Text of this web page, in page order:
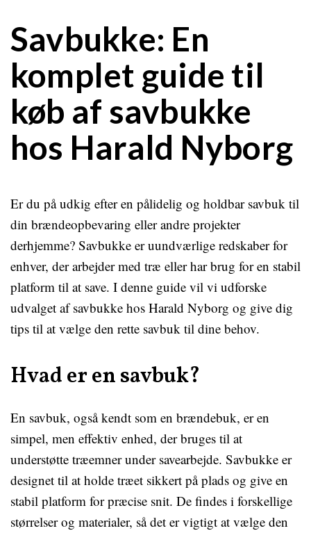
Savbukke: En
komplet guide til
køb af savbukke
hos Harald Nyborg
Er du på udkig efter en pålidelig og holdbar savbuk til
din brændeopbevaring eller andre projekter
derhjemme? Savbukke er uundværlige redskaber for
enhver, der arbejder med træ eller har brug for en stabil
platform til at save. I denne guide vil vi udforske
udvalget af savbukke hos Harald Nyborg og give dig
tips til at vælge den rette savbuk til dine behov.
Hvad er en savbuk?
En savbuk, også kendt som en brændebuk, er en
simpel, men effektiv enhed, der bruges til at
understøtte træemner under savearbejde. Savbukke er
designet til at holde træet sikkert på plads og give en
stabil platform for præcise snit. De findes i forskellige
størrelser og materialer, så det er vigtigt at vælge den